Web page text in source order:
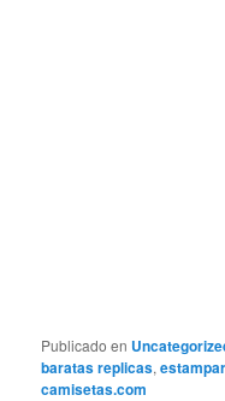
Publicado en
baratas replicas,
camisetas.com